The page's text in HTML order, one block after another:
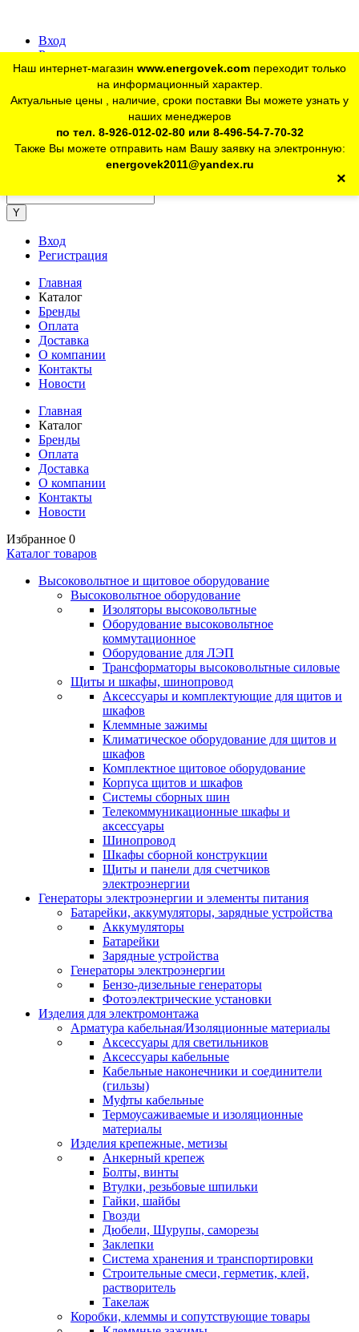
Вход
Регистрация
Для юр. лиц:+7 (926) 012-02-80
telegram Розничный магазин:+7 (925) 902-46-10
Наш интернет-магазин www.energovek.com переходит только
на информационный характер.
Актуальные цены , наличие, сроки поставки Вы можете узнать у
наших менеджеров
по тел. 8-926-012-02-80 или 8-496-54-7-70-32
Также Вы можете отправить нам Вашу заявку на электронную:
energovek2011@yandex.ru
×
Вход
Регистрация
Главная
Каталог
Бренды
Оплата
Доставка
О компании
Контакты
Новости
Главная
Каталог
Бренды
Оплата
Доставка
О компании
Контакты
Новости
Избранное 0
Каталог товаров
Высоковольтное и щитовое оборудование
Высоковольтное оборудование
Изоляторы высоковольтные
Оборудование высоковольтное
коммутационное
Оборудование для ЛЭП
Трансформаторы высоковольтные силовые
Щиты и шкафы, шинопровод
Аксессуары и комплектующие для щитов и
шкафов
Клеммные зажимы
Климатическое оборудование для щитов и
шкафов
Комплектное щитовое оборудование
Корпуса щитов и шкафов
Системы сборных шин
Телекоммуникационные шкафы и
аксессуары
Шинопровод
Шкафы сборной конструкции
Щиты и панели для счетчиков
электроэнергии
Генераторы электроэнергии и элементы питания
Батарейки, аккумуляторы, зарядные устройства
Аккумуляторы
Батарейки
Зарядные устройства
Генераторы электроэнергии
Бензо-дизельные генераторы
Фотоэлектрические установки
Изделия для электромонтажа
Арматура кабельная/Изоляционные материалы
Аксессуары для светильников
Аксессуары кабельные
Кабельные наконечники и соединители
(гильзы)
Муфты кабельные
Термоусаживаемые и изоляционные
материалы
Изделия крепежные, метизы
Анкерный крепеж
Болты, винты
Втулки, резьбовые шпильки
Гайки, шайбы
Гвозди
Дюбели, Шурупы, саморезы
Заклепки
Система хранения и транспортировки
Строительные смеси, герметик, клей,
растворитель
Такелаж
Коробки, клеммы и сопутствующие товары